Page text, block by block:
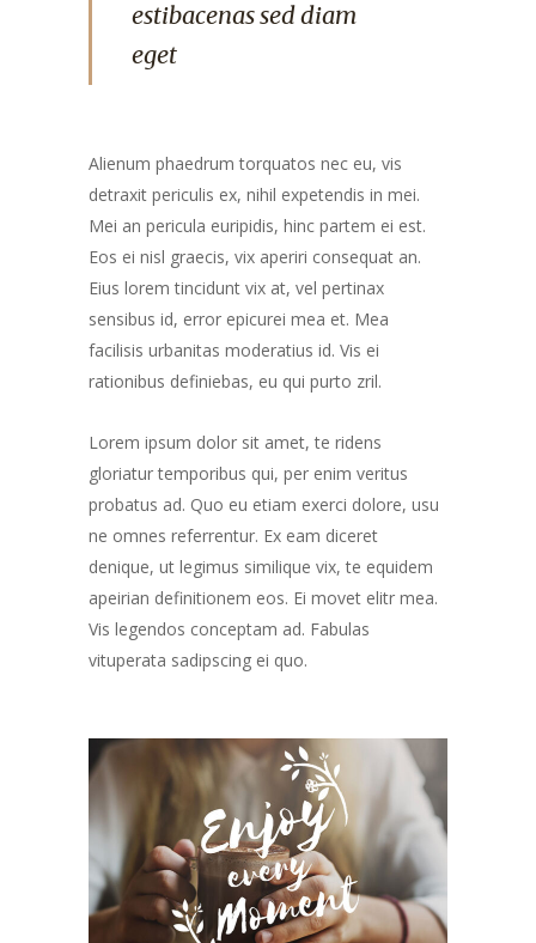
estibacenas sed diam
eget
Alienum phaedrum torquatos nec eu, vis
detraxit periculis ex, nihil expetendis in mei.
Mei an pericula euripidis, hinc partem ei est.
Eos ei nisl graecis, vix aperiri consequat an.
Eius lorem tincidunt vix at, vel pertinax
sensibus id, error epicurei mea et. Mea
facilisis urbanitas moderatius id. Vis ei
rationibus definiebas, eu qui purto zril.
Lorem ipsum dolor sit amet, te ridens
gloriatur temporibus qui, per enim veritus
probatus ad. Quo eu etiam exerci dolore, usu
ne omnes referrentur. Ex eam diceret
denique, ut legimus similique vix, te equidem
apeirian definitionem eos. Ei movet elitr mea.
Vis legendos conceptam ad. Fabulas
vituperata sadipscing ei quo.